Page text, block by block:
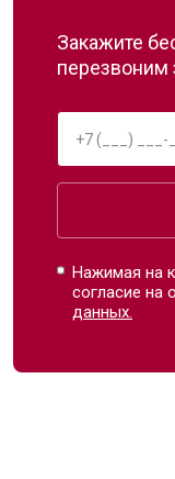
Закажите
перезвоним
Нажимая на
согласие на
данных.